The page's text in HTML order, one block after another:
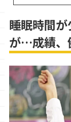
睡眠時間
が…成績、